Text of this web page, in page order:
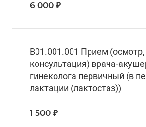
6 000 ₽
В01.001.001 Прием (осмотр,
консультация) врача-
гинеколога первичный (в
лактации (лактостаз))
1 500 ₽